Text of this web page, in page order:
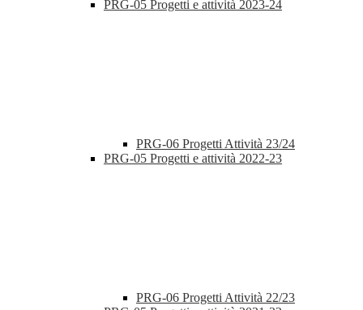
PRG-05 Progetti e attività 2023-24
PRG-06 Progetti Attività 23/24
PRG-05 Progetti e attività 2022-23
PRG-06 Progetti Attività 22/23